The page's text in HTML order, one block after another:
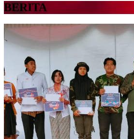
BERITA